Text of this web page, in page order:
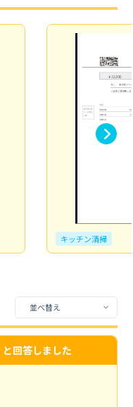
キッチン清掃
と回答しました